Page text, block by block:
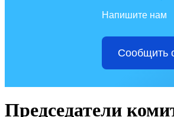
Напишите нам
Сообщить
Председатели